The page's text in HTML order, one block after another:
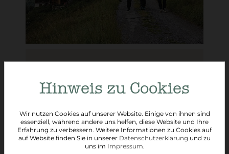
5 Übernachtungen
ab € 330,- pro Person
Hinweis zu Cookies
Wir nutzen Cookies auf unserer Website. Einige von ihnen sind
essenziell, während andere uns helfen, diese Website und Ihre
Erfahrung zu verbessern. Weitere Informationen zu Cookies auf
auf Website finden Sie in unserer Datenschutzerklärung und zu
uns im Impressum.